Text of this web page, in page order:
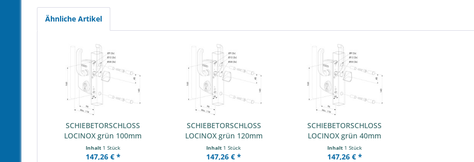
Ähnliche Artikel
SCHIEBETORSCHLOSS
LOCINOX grün 100mm
Inhalt 1 Stück
147,26 € *
SCHIEBETORSCHLOSS
LOCINOX grün 120mm
Inhalt 1 Stück
147,26 € *
SCHIEBETORSCHLOSS
LOCINOX grün 40mm
Inhalt 1 Stück
147,26 € *